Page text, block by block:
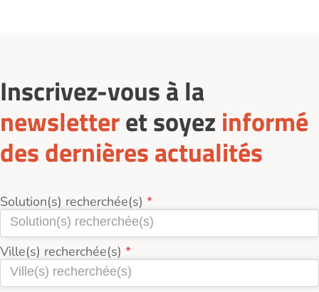
Inscrivez-vous à la
newsletteret soyez informé
des dernières actualités
Solution(s) recherchée(s)
Ville(s) recherchée(s)